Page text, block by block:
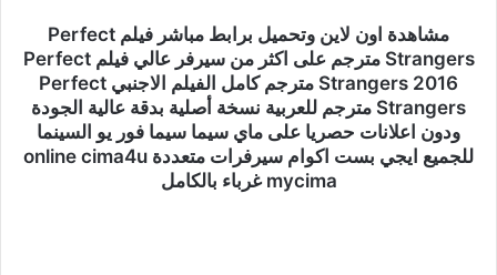
مشاهدة اون لاين وتحميل برابط مباشر فيلم Perfect
Strangers مترجم على اكثر من سيرفر عالي فيلم Perfect
Strangers 2016 مترجم كامل الفيلم الاجنبي Perfect
Strangers مترجم للعربية نسخة أصلية بدقة عالية الجودة
ودون اعلانات حصريا على ماي سيما سيما فور يو السينما
للجميع ايجي بست اكوام سيرفرات متعددة online cima4u
mycima غرباء بالكامل